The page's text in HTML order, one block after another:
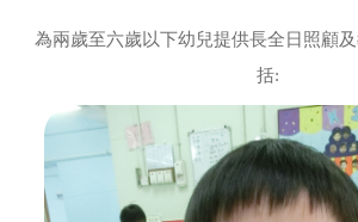
為兩歲至六歲以下幼兒提供長全日照顧
括: